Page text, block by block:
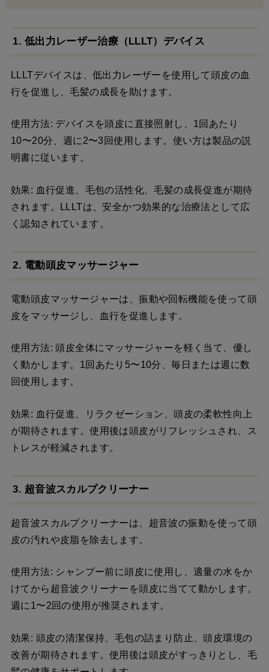
1. 低出力レーザー治療（LLLT）デバイス
LLLTデバイスは、低出力レーザーを使用して頭皮の血
行を促進し、毛髪の成長を助けます。
使用方法: デバイスを頭皮に直接照射し、1回あたり
10〜20分、週に2〜3回使用します。使い方は製品の説
明書に従います。
効果: 血行促進、毛包の活性化、毛髪の成長促進が期待
されます。LLLTは、安全かつ効果的な治療法として広
く認知されています。
2. 電動頭皮マッサージャー
電動頭皮マッサージャーは、振動や回転機能を使って頭
皮をマッサージし、血行を促進します。
使用方法: 頭皮全体にマッサージャーを軽く当て、優し
く動かします。1回あたり5〜10分、毎日または週に数
回使用します。
効果: 血行促進、リラクゼーション、頭皮の柔軟性向上
が期待されます。使用後は頭皮がリフレッシュされ、ス
トレスが軽減されます。
3. 超音波スカルプクリーナー
超音波スカルプクリーナーは、超音波の振動を使って頭
皮の汚れや皮脂を除去します。
使用方法: シャンプー前に頭皮に使用し、適量の水をか
けてから超音波クリーナーを頭皮に当てて動かします。
週に1〜2回の使用が推奨されます。
効果: 頭皮の清潔保持、毛包の詰まり防止、頭皮環境の
改善が期待されます。使用後は頭皮がすっきりとし、毛